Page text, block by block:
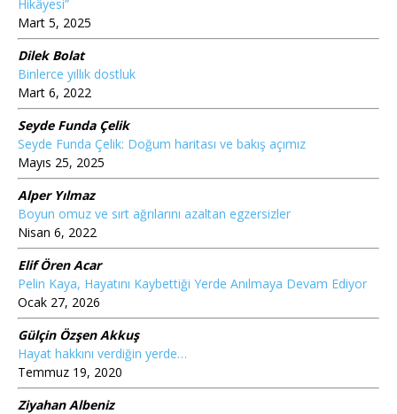
Hikâyesi”
Mart 5, 2025
Dilek Bolat
Binlerce yıllık dostluk
Mart 6, 2022
Seyde Funda Çelik
Seyde Funda Çelik: Doğum haritası ve bakış açımız
Mayıs 25, 2025
Alper Yılmaz
Boyun omuz ve sırt ağrılarını azaltan egzersizler
Nisan 6, 2022
Elif Ören Acar
Pelin Kaya, Hayatını Kaybettiği Yerde Anılmaya Devam Ediyor
Ocak 27, 2026
Gülçin Özşen Akkuş
Hayat hakkını verdiğin yerde…
Temmuz 19, 2020
Ziyahan Albeniz